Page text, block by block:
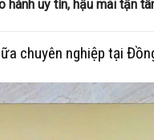
hành uy tín, hậu mãi tận
chuyên nghiệp tại